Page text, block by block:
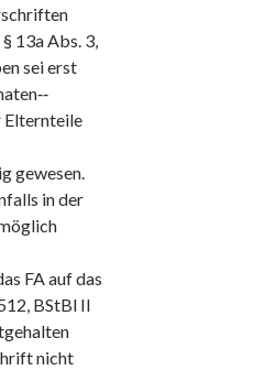
13a Abs. 3,
sei erst
Elternteile
gewesen.
in der
FA auf das
BStBl II
nicht